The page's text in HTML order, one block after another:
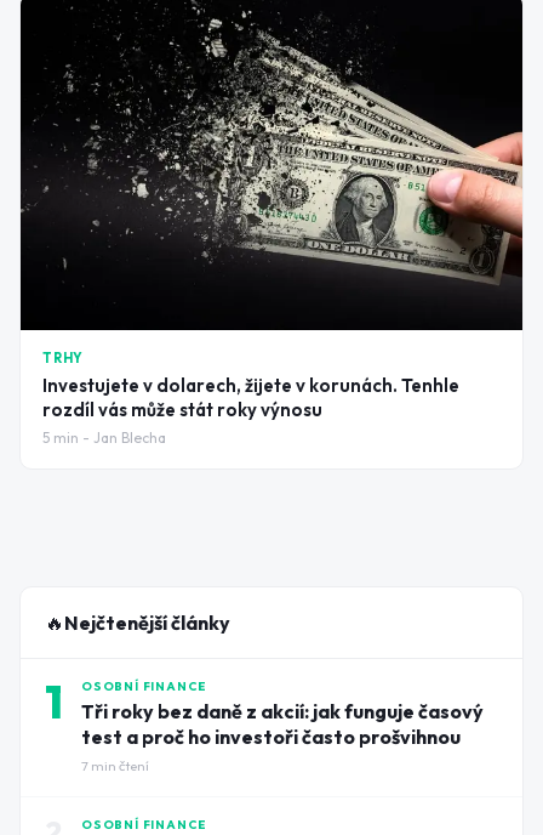
TRHY
Investujete v dolarech, žijete v korunách. Tenhle
rozdíl vás může stát roky výnosu
5 min - Jan Blecha
🔥 Nejčtenější články
1 OSOBNÍ FINANCE
Tři roky bez daně z akcií: jak funguje časový
test a proč ho investoři často prošvihnou
7 min čtení
OSOBNÍ FINANCE